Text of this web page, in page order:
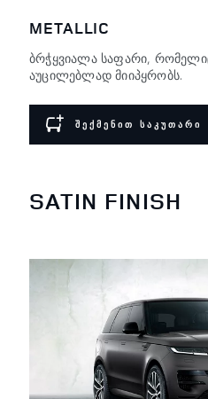
METALLIC
ბრჭყვიალა საფარი,
აუცილებლად მიიპყრობს.
ᲨᲔᲥᲛᲔᲜᲘᲗ ᲡᲐᲙᲣᲗᲐᲠᲘ
SATIN FINISH